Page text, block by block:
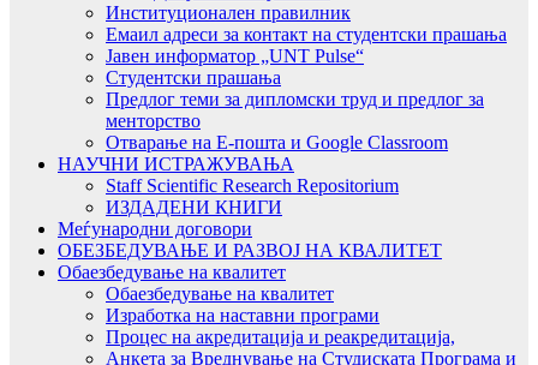
Институционален правилник
Емаил адреси за контакт на студентски прашања
Јавен информатор „UNT Pulse“
Студентски прашања
Предлог теми за дипломски труд и предлог за
менторство
Отварање на Е-пошта и Google Classroom
НАУЧНИ ИСТРАЖУВАЊА
Staff Scientific Research Repositorium
ИЗДАДЕНИ КНИГИ
Меѓународни договори
ОБЕЗБЕДУВАЊЕ И РАЗВОЈ НА КВАЛИТЕТ
Обаезбедување на квалитет
Обаезбедување на квалитет
Изработка на наставни програми
Процес на акредитација и реакредитација,
Анкета за Вреднување на Студиската Програма и